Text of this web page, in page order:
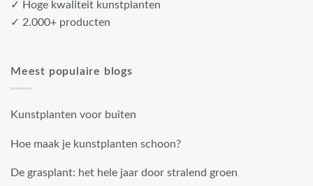
✓ Hoge kwaliteit kunstplanten
✓ 2.000+ producten
Meest populaire blogs
Kunstplanten voor buiten
Hoe maak je kunstplanten schoon?
De grasplant: het hele jaar door stralend groen